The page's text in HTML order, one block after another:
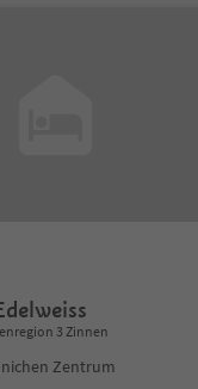
3 Zinnen
Zentrum